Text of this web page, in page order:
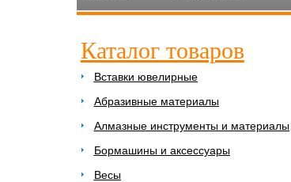
Каталог товаров
Вставки ювелирные
Абразивные материалы
Алмазные инструменты и материалы
Бормашины и аксессуары
Весы